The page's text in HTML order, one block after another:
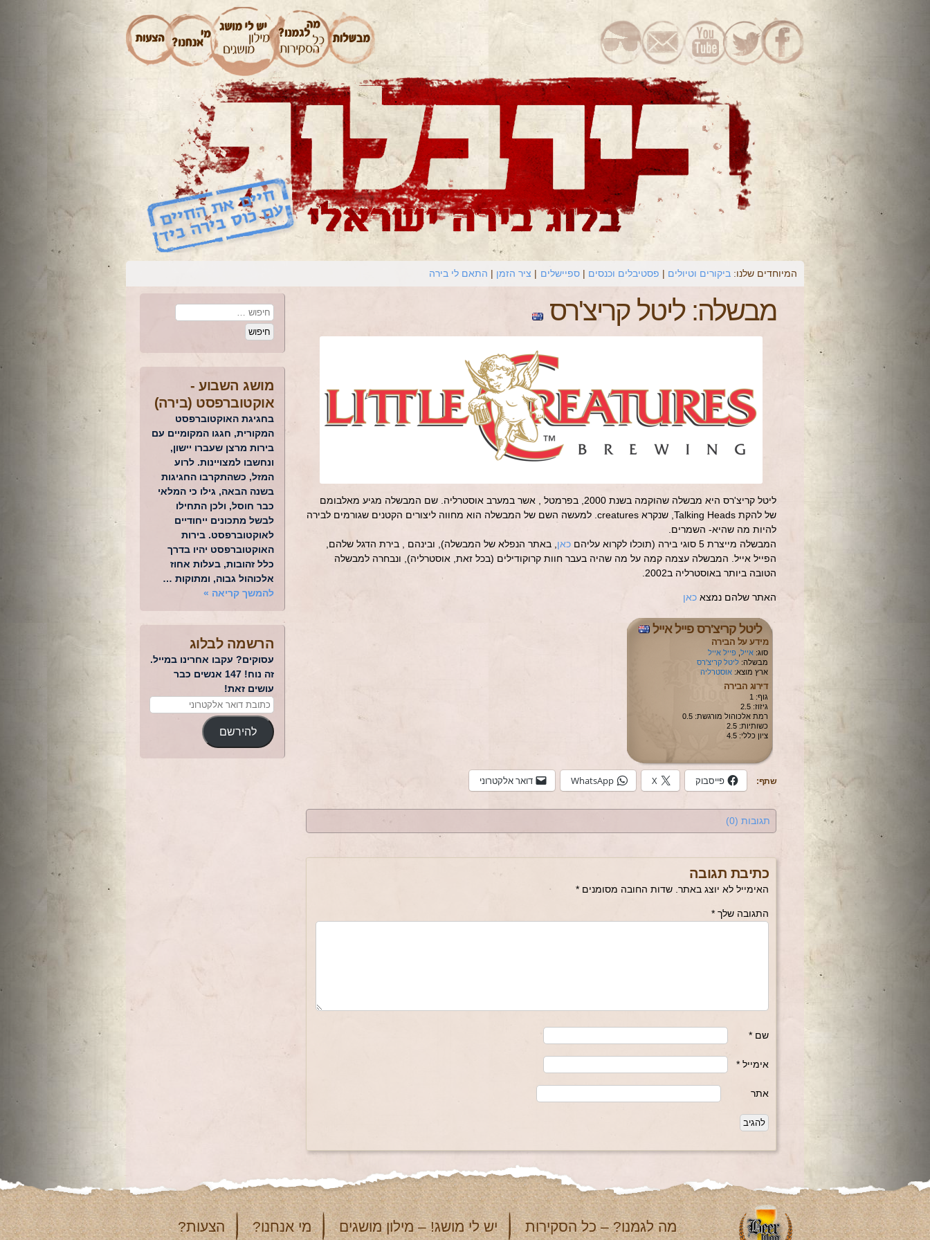
המיוחדים שלנו: ביקורים וטיולים פסטיבלים וכנסים ספיישלים ציר הזמן התאם לי בירה
מבשלה: ליטל קריצ'רס
ליטל קריצ'רס היא מבשלה שהוקמה בשנת 2000, בפרמטל , אשר במערב אוסטרליה. שם המבשלה מגיע מאלבומם
של להקת Talking Heads, שנקרא creatures. למעשה השם של המבשלה הוא מחווה ליצורים הקטנים שגורמים לבירה
להיות מה שהיא- השמרים.
המבשלה מייצרת 5 סוגי בירה (תוכלו לקרוא עליהם
כאן , באתר הנפלא של המבשלה), ובינהם , בירת הדגל שלהם,
הפייל אייל. המבשלה עצמה קמה על מה שהיה בעבר חוות קרוקודילים (בכל זאת, אוסטרליה), ונבחרה למבשלה
הטובה ביותר באוסטרליה ב2002.
האתר שלהם נמצא כאן
ליטל קריצ'רס פייל אייל
מידע על הבירה
סוג: אייל פייל אייל
מבשלה: ליטל קריצ'רס
ארץ מוצא: אוסטרליה
דירוג הבירה
גוף: 1
גיזוז: 2.5
רמת אלכוהול מורגשת: 0.5
כשותיות: 2.5
ציון כללי: 4.5
שתף: פייסבוק X
WhatsApp דואר אלקטרוני
תגובות (0)
כתיבת תגובה
האימייל לא יוצג באתר. שדות החובה מסומנים *
התגובה שלך *
שם *
אימייל *
אתר
מושג השבוע -
אוקטוברפסט (בירה)
בחגיגת האוקטוברפסט
המקורית, חגגו המקומיים עם
בירות מרצן שעברו יישון,
ונחשבו למצויינות. לרוע
המזל, כשהתקרבו החגיגות
בשנה הבאה, גילו כי המלאי
כבר חוסל, ולכן התחילו
לבשל מתכונים ייחודיים
לאוקטוברפסט. בירות
האוקטוברפסט יהיו בדרך
כלל זהובות, בעלות אחוז
אלכוהול גבוה, ומתוקות …
להמשך קריאה »
הרשמה לבלוג
עסוקים? עקבו אחרינו במייל.
זה נוח! 147 אנשים כבר
עושים זאת!
להירשם
מה לגמנו? – כל הסקירות יש לי מושג! – מילון מושגים מי אנחנו? הצעות?